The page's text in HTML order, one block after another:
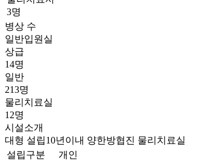
3명
병상 수
일반입원실
상급
14명
일반
213명
물리치료실
12명
시설소개
대형 설립10년이내 양한방협진 물리치료실
설립구분
개인